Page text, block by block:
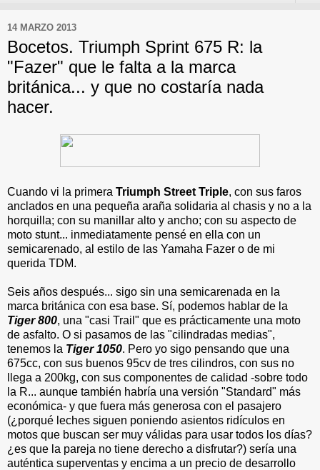
14 MARZO 2013
Bocetos. Triumph Sprint 675 R: la
"Fazer" que le falta a la marca
británica... y que no costaría nada
hacer.
Cuando vi la primera Triumph Street Triple, con sus faros
anclados en una pequeña araña solidaria al chasis y no a la
horquilla; con su manillar alto y ancho; con su aspecto de
moto stunt... inmediatamente pensé en ella con un
semicarenado, al estilo de las Yamaha Fazer o de mi
querida TDM.
Seis años después... sigo sin una semicarenada en la
marca británica con esa base. Sí, podemos hablar de la
Tiger 800, una "casi Trail" que es prácticamente una moto
de asfalto. O si pasamos de las "cilindradas medias",
tenemos la Tiger 1050. Pero yo sigo pensando que una
675cc, con sus buenos 95cv de tres cilindros, con sus no
llega a 200kg, con sus componentes de calidad -sobre todo
la R... aunque también habría una versión "Standard" más
económica- y que fuera más generosa con el pasajero
(¿porqué leches siguen poniendo asientos ridículos en
motos que buscan ser muy válidas para usar todos los días?
¿es que la pareja no tiene derecho a disfrutar?) sería una
auténtica superventas y encima a un precio de desarrollo